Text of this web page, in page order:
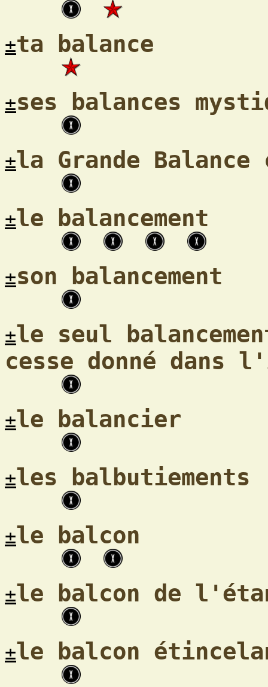
±ta balance
±ses balances
±la Grande Balance
±le balancement
±son balancement
±le seul
cesse donné dans
±le balancier
±les balbutiements
±le balcon
±le balcon de
±le balcon